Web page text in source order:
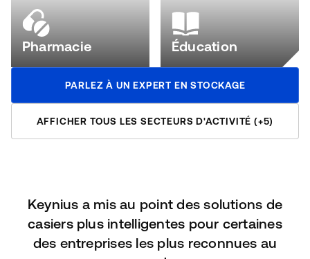
Pharmacie Éducation
PARLEZ À UN EXPERT EN STOCKAGE
AFFICHER TOUS LES SECTEURS D'ACTIVITÉ (+5)
Keynius a mis au point des solutions de
casiers plus intelligentes pour certaines
des entreprises les plus reconnues au